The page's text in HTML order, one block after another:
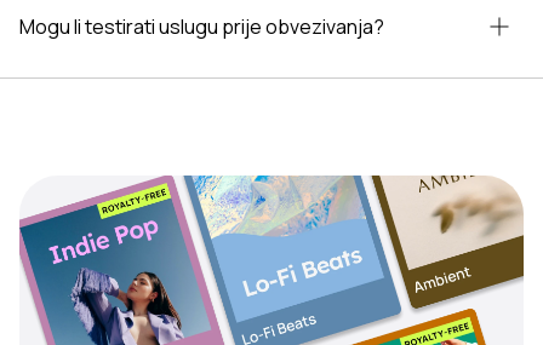
Mogu li testirati uslugu prije obvezivanja?